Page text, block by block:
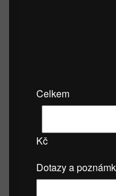
Celkem
Kč
Dotazy a